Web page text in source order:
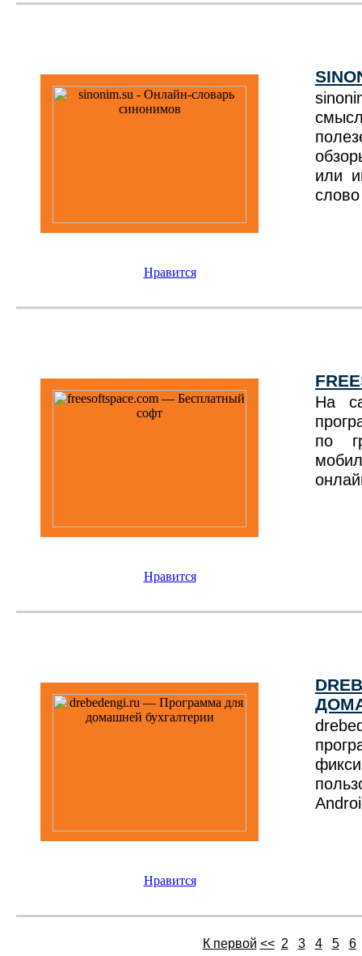
Нравится
или
Нравится
На
по
Нравится
К первой << 2 3 4 5 6